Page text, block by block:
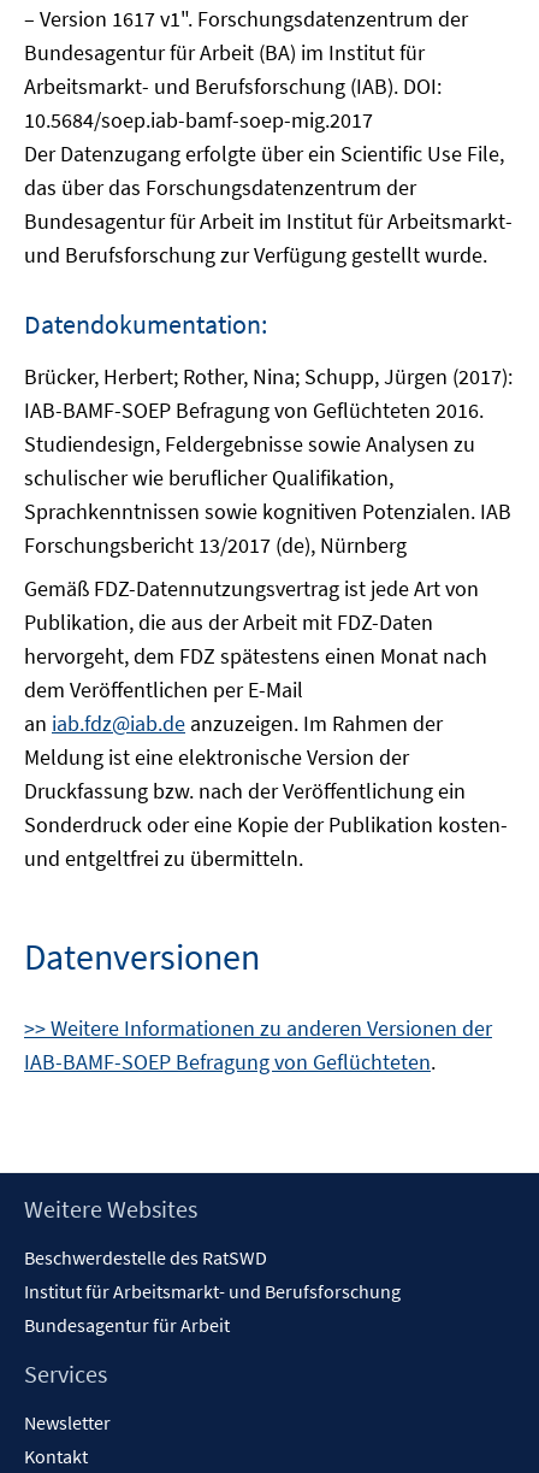
– Version 1617 v1". Forschungsdatenzentrum der
Bundesagentur für Arbeit (BA) im Institut für
Arbeitsmarkt- und Berufsforschung (IAB). DOI:
10.5684/soep.iab-bamf-soep-mig.2017
Der Datenzugang erfolgte über ein Scientific Use File,
das über das Forschungsdatenzentrum der
Bundesagentur für Arbeit im Institut für Arbeitsmarkt-
und Berufsforschung zur Verfügung gestellt wurde.
Datendokumentation:
Brücker, Herbert; Rother, Nina; Schupp, Jürgen (2017):
IAB-BAMF-SOEP Befragung von Geflüchteten 2016.
Studiendesign, Feldergebnisse sowie Analysen zu
schulischer wie beruflicher Qualifikation,
Sprachkenntnissen sowie kognitiven Potenzialen. IAB
Forschungsbericht 13/2017 (de), Nürnberg
Gemäß FDZ-Datennutzungsvertrag ist jede Art von
Publikation, die aus der Arbeit mit FDZ-Daten
hervorgeht, dem FDZ spätestens einen Monat nach
dem Veröffentlichen per E-Mail
an iab.fdz@iab.de anzuzeigen. Im Rahmen der
Meldung ist eine elektronische Version der
Druckfassung bzw. nach der Veröffentlichung ein
Sonderdruck oder eine Kopie der Publikation kosten-
und entgeltfrei zu übermitteln.
Datenversionen
>> Weitere Informationen zu anderen Versionen der
IAB-BAMF-SOEP Befragung von Geflüchteten.
Footer
Weitere Websites
Beschwerdestelle des RatSWD
Institut für Arbeitsmarkt- und Berufsforschung
Bundesagentur für Arbeit
Services
Newsletter
Kontakt